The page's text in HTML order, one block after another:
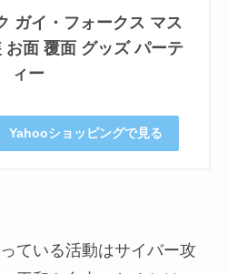
ガイ・フォークス マス
お面 覆面 グッズ パーテ
ィー
Yahooショッピングで見る
ている活動はサイバー攻